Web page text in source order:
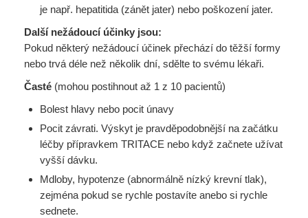
je např. hepatitida (zánět jater) nebo poškození jater.
Další nežádoucí účinky jsou:
Pokud některý nežádoucí účinek přechází do těžší formy
nebo trvá déle než několik dní, sdělte to svému lékaři.
Časté (mohou postihnout až 1 z 10 pacientů)
Bolest hlavy nebo pocit únavy
Pocit závrati. Výskyt je pravděpodobnější na začátku
léčby přípravkem TRITACE nebo když začnete užívat
vyšší dávku.
Mdloby, hypotenze (abnormálně nízký krevní tlak),
zejména pokud se rychle postavíte anebo si rychle
sednete.